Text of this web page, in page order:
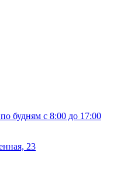
будням с 8:00 до 17:00
23